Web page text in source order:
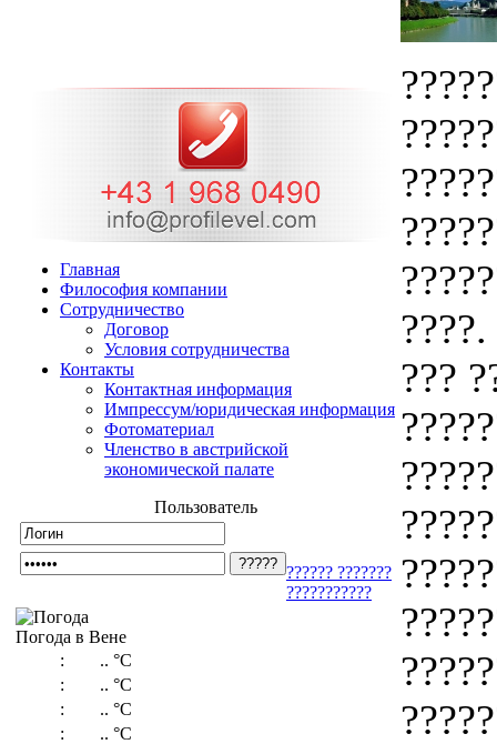
Главная
Философия компании
Cотрудничество
Договор
Условия сотрудничества
Контакты
Контактная информация
Импрессум/юридическая информация
Фотоматериал
Членство в австрийской
экономической палате
Пользователь
?????? ???????
???????????
Погода в Вене
:
.. °C
:
.. °C
:
.. °C
:
.. °C
???